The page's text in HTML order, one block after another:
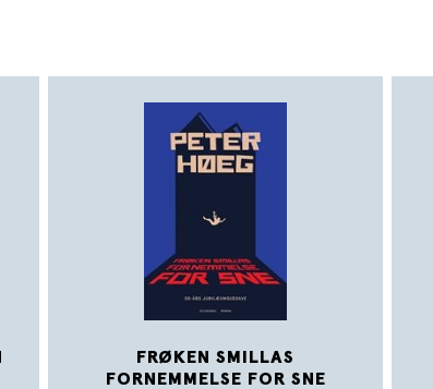
FRØKEN SMILLAS
FORNEMMELSE FOR SNE